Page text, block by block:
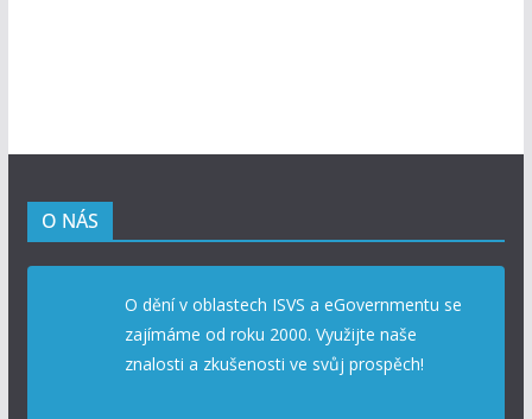
O NÁS
O dění v oblastech ISVS a eGovernmentu se
zajímáme od roku 2000. Využijte naše
znalosti a zkušenosti ve svůj prospěch!